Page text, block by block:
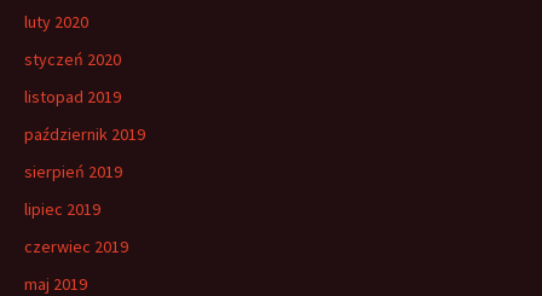
luty 2020
styczeń 2020
listopad 2019
październik 2019
sierpień 2019
lipiec 2019
czerwiec 2019
maj 2019